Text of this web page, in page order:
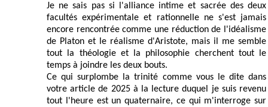
Je ne sais pas si l'alliance intime et sacrée des deux
facultés expérimentale et rationnelle ne s'est jamais
encore rencontrée comme une réduction de l'idéalisme
de Platon et le réalisme d'Aristote, mais il me semble
tout la théologie et la philosophie cherchent tout le
temps à joindre les deux bouts.
Ce qui surplombe la trinité comme vous le dite dans
votre article de 2025 à la lecture duquel je suis revenu
tout l'heure est un quaternaire, ce qui m'interroge sur